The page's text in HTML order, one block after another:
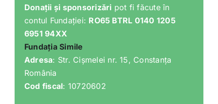
Donații și sponsorizări pot fi făcute în
contul Fundației: RO65 BTRL 0140 1205
6951 94XX
Fundația Simile
Adresa: Str. Cișmelei nr. 15, Constanța
România
Cod fiscal: 10720602